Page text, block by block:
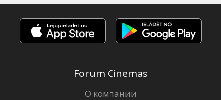
Forum Cinemas
О компании